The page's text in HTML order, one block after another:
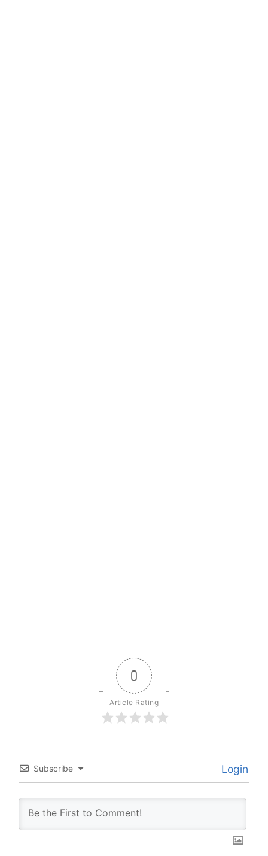
0
Article Rating
Subscribe Login